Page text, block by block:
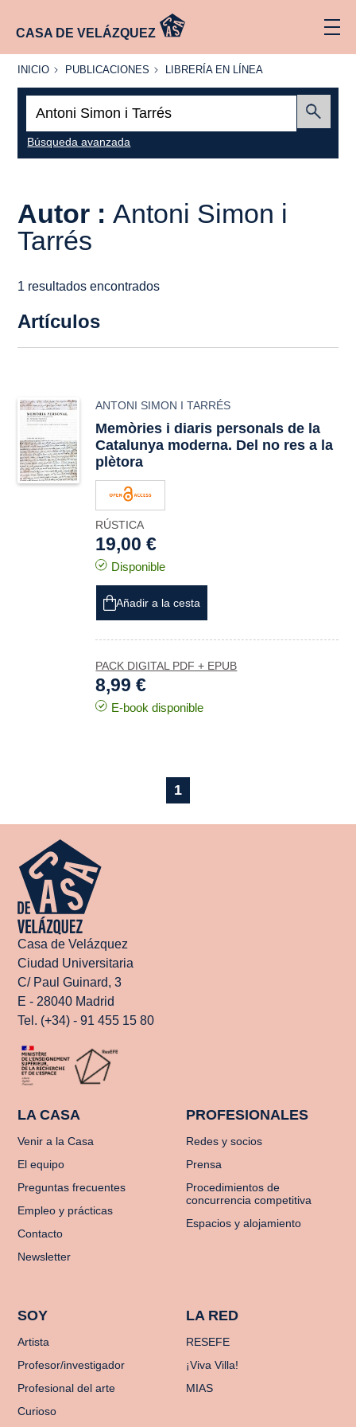
CASA DE VELÁZQUEZ
INICIO
INICIO PUBLICACIONES
PUBLICACIONES
LIBRERÍA
LÍNEA
LIBRERÍA EN LÍNEA
Búsqueda avanzada
Autor : Antoni Simon i
Tarrés
1 resultados encontrados
Artículos
ANTONI SIMON I TARRÉS
Memòries i diaris personals de la
Catalunya moderna. Del no res a la
plètora
RÚSTICA
19,00 €
Disponible
Añadir a la cesta
PACK DIGITAL PDF + EPUB
8,99 €
E-book disponible
1
Casa de Velázquez
Ciudad Universitaria
C/ Paul Guinard, 3
E - 28040 Madrid
Tel. (+34) - 91 455 15 80
LA CASA
Venir a la Casa
El equipo
Preguntas frecuentes
Empleo y prácticas
Contacto
Newsletter
PROFESIONALES
Redes y socios
Prensa
Procedimientos de
concurrencia competitiva
Espacios y alojamiento
SOY
Artista
Profesor/investigador
Profesional del arte
Curioso
LA RED
RESEFE
¡Viva Villa!
MIAS